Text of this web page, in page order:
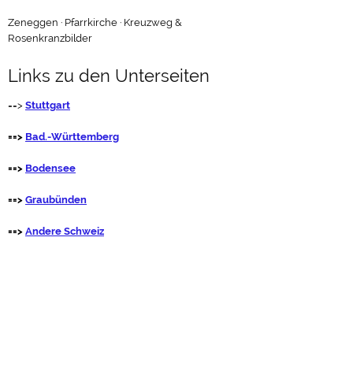
Zeneggen · Pfarrkirche · Kreuzweg &
Rosenkranzbilder
Links zu den Unterseiten
==> Stuttgart
==> Bad.-Württemberg
==> Bodensee
==> Graubünden
==> Andere Schweiz